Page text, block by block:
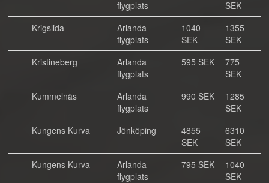
flygplats
SEK
Krigslida
Arlanda
flygplats
1040
SEK
1355
SEK
Kristineberg
Arlanda
flygplats
595 SEK
775
SEK
Kummelnäs
Arlanda
flygplats
990 SEK
1285
SEK
Kungens Kurva
Jönköping
4855
SEK
6310
SEK
Kungens Kurva
Arlanda
flygplats
795 SEK
1040
SEK